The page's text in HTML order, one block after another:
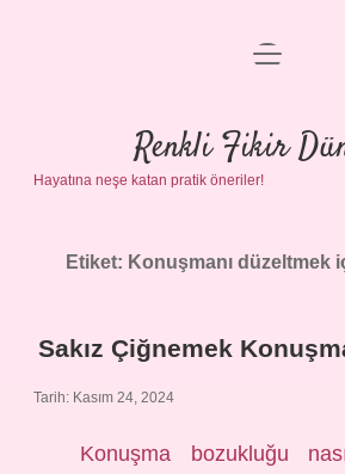
Anasayfa
Gizlilik Politikası
Yasal Uyarı
menüyü
Renkli Fikir
Hayatına neşe katan pratik öneriler!
Etiket: Konuşmanı düzeltmek
Sakız Çiğnemek
Tarih: Kasım 24, 2024
Konuşma bozukluğu